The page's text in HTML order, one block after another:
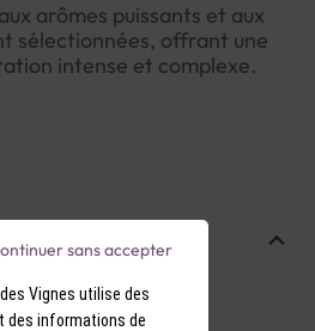
arômes puissants et aux
sélectionnées, offrant une
intense et complexe.
herbacé, avec des notes de
de myrrhe, et un léger
marquée par des saveurs
et d’épices, avec une finale
Vignes utilise des
des informations de
sans accepter